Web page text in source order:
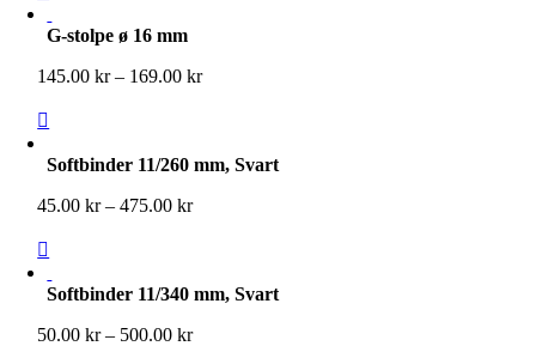
G-stolpe ø 16 mm
145.00kr – 169.00krPrisintervall:
Softbinder 11/260 mm, Svart
45.00kr – 475.00krPrisintervall:
Softbinder 11/340 mm, Svart
50.00kr – 500.00krPrisintervall: